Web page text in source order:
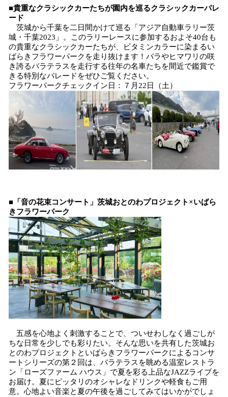
■貴重なクラシックカーたちが園内を巡るクラシックカーパレ
ード
茨城から千葉を二日間かけて巡る「アジア自動車ラリー茨
城・千葉2023」。このラリーレースに参加するおよそ40台も
の貴重なクラシックカーたちが、ビタミンカラーに染まるい
ばらきフラワーパークを走り抜けます！バラやヒマワリの咲
き誇るバラテラスを走行する往年の名車たちを間近で鑑賞で
きる特別なパレードをぜひご覧ください。
フラワーパークチェックイン日：７月22日（土）
■「音の花束コンサート」茨城おとのわプロジェクト×いばら
きフラワーパーク
五感を心地よく刺激することで、ついせわしなく過ごしが
ちな日常を少しでも彩りたい。そんな思いを共有した茨城お
とのわプロジェクトといばらきフラワーパークによるコンサ
ートシリーズの第２回は、バラテラスを眺める温室レストラ
ン「ローズファーム ハウス」で夏を彩る上品なJAZZライブを
お届け。夏にピッタリのオシャレなドリンクや軽食もご用
意。心地よい音楽と夏の午後を過ごしてみてはいかがでしょ